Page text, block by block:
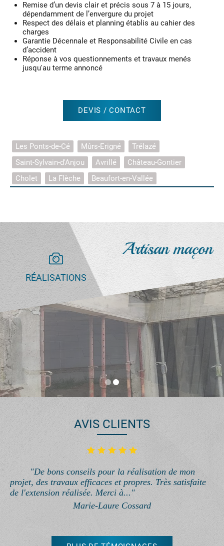
Remise d’un devis clair et précis sous 7 à 15 jours,
dépendamment de l’envergure du projet
Respect des délais et planning établis au cahier des
charges
Garantie Décennale et Responsabilité Civile en cas
d’accident
Réponse à vos questionnements et travaux menés
jusqu'au terme annoncé
DEVIS / CONTACT
Les Ponts-de-Cé Mûrs-Erigné
Trélazé
Saint-Sylvain-d'Anjou
Avrillé
Château-Gontier
Cholet
La Flèche Beaufort-en-Vallée
RÉALISATIONS
AVIS CLIENTS
"De bons conseils pour la réalisation de mon
projet, des travaux efficaces et propres. Très satisfaite
de l'extension réalisée. Merci à..."
Marie-Laure Cossard